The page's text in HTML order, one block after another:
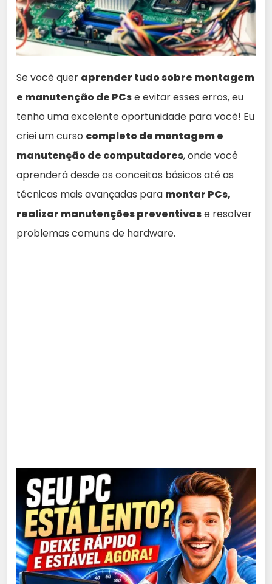
Se você quer aprender tudo sobre montagem
e manutenção de PCse evitar esses erros, eu
tenho uma excelente oportunidade para você! Eu
criei um curso completo de montagem e
manutenção de computadores, onde você
aprenderá desde os conceitos básicos até as
técnicas mais avançadas para montar PCs,
realizar manutenções preventivase resolver
problemas comuns de hardware.